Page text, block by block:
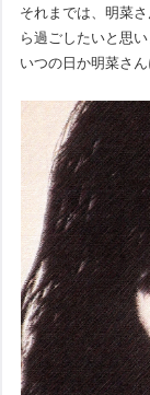
それまでは、明菜
ら過ごしたいと思い
いつの日か明菜さ